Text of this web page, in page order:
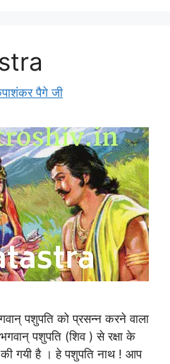
पैगे जी
पशुपति को प्रसन्न करने वाला
पशुपति (शिव ) से रक्षा के
की गयी है । हे पशुपति नाथ ! आप